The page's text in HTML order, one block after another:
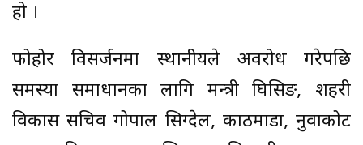
हो ।
फोहोर विसर्जनमा स्थानीयले अवरोध गरेपछि
समस्या समाधानका लागि मन्त्री घिसिङ, शहरी
विकास सचिव गोपाल सिग्देल, काठमाडौं, नुवाकोट